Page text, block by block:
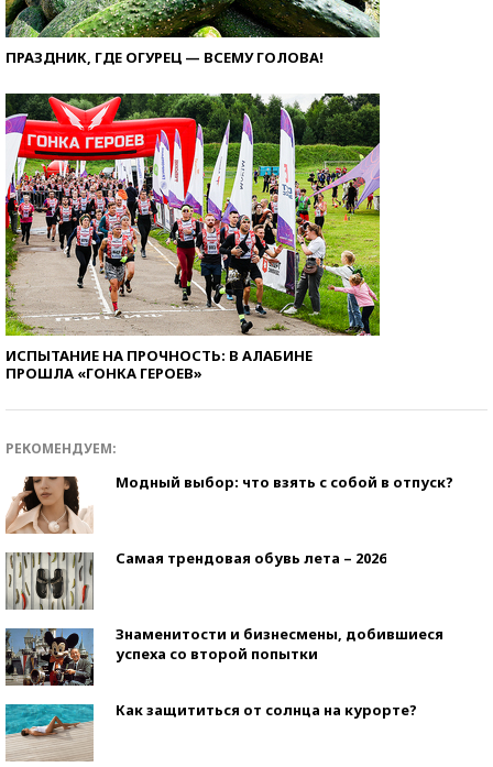
ПРАЗДНИК, ГДЕ ОГУРЕЦ — ВСЕМУ ГОЛОВА!
ИСПЫТАНИЕ НА ПРОЧНОСТЬ: В АЛАБИНЕ
ПРОШЛА «ГОНКА ГЕРОЕВ»
РЕКОМЕНДУЕМ:
Модный выбор: что взять с собой в отпуск?
Самая трендовая обувь лета – 2026
Знаменитости и бизнесмены, добившиеся
успеха со второй попытки
Как защититься от солнца на курорте?